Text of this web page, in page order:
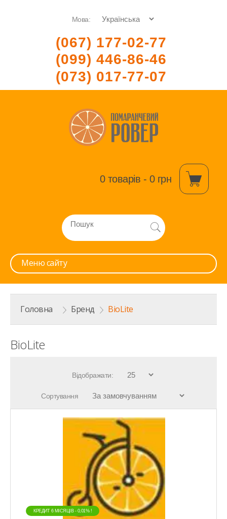
Мова:
(067) 177-02-77
(099) 446-86-46
(073) 017-77-07
0 товарів - 0 грн
Меню сайту
Головна > Бренд > BioLite
BioLite
Відображати:
Сортування
КРЕДИТ 6 МIСЯЦIВ - 0,01% !